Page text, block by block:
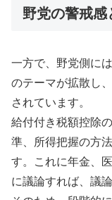
野党の警戒感
一方で、野党側に
のテーマが拡散し
されています。
給付付き税額控除
準、所得把握の方
す。これに年金、
に議論すれば、議